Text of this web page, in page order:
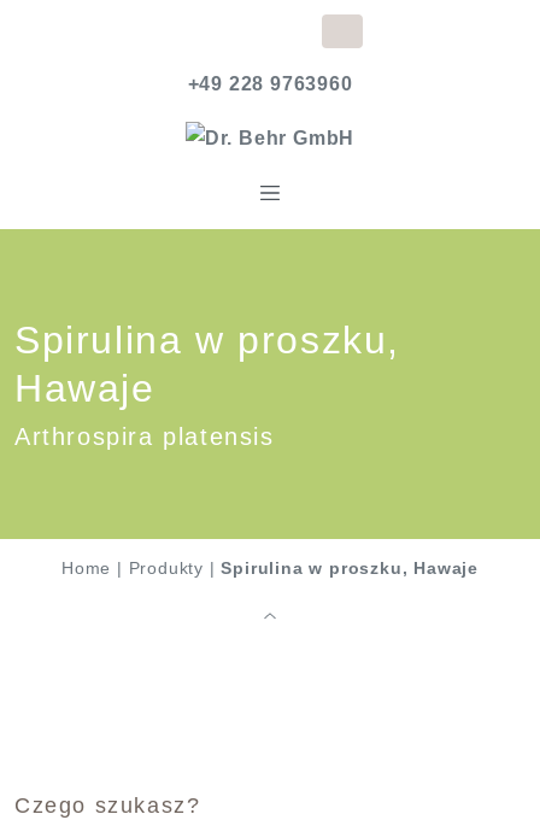
+49 228 9763960
Spirulina w proszku,
Hawaje
Arthrospira platensis
Home | Produkty |Spirulina w proszku, Hawaje
Czego szukasz?